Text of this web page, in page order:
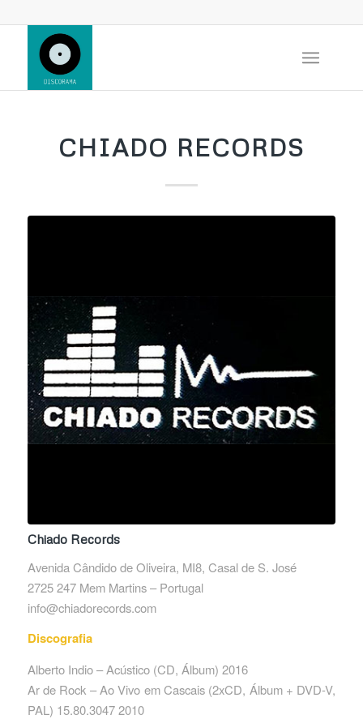
CHIADO RECORDS
Chiado Records
Avenida Cândido de Oliveira, MI8, Casal de S. José
2725 247 Mem Martins – Portugal
info@chiadorecords.com
Discografia
Alberto Indio – Acústico ‎(CD, Álbum) 2016
Ar de Rock – Ao Vivo em Cascais ‎(2xCD, Álbum + DVD-V,
PAL) 15.80.3047 2010